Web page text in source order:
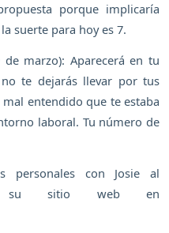
porque implicaría
suerte para hoy es 7.
marzo): Aparecerá en tu
te dejarás llevar por tus
entendido que te estaba
laboral. Tu número de
personales con Josie al
sitio web en